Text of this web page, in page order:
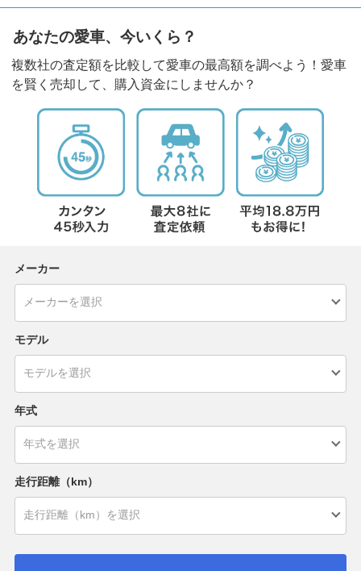
あなたの愛車、今いくら？
複数社の査定額を比較して愛車の最高額を調べよう！愛車
を賢く売却して、購入資金にしませんか？
メーカー
モデル
年式
走行距離（km）